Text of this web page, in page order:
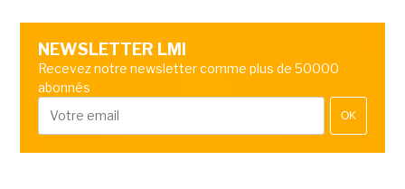
NEWSLETTER LMI
Recevez notre newsletter comme plus de 50000
abonnés
OK